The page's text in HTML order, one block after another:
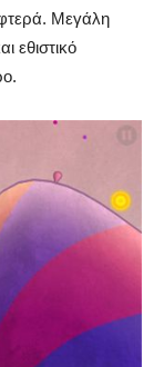
φτερά. Μεγάλη
εθιστικό